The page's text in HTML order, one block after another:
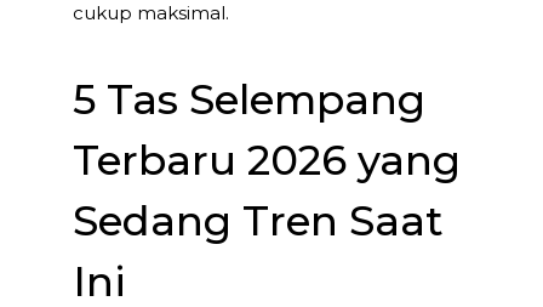
cukup maksimal.
5 Tas Selempang
Terbaru 2026 yang
Sedang Tren Saat
Ini